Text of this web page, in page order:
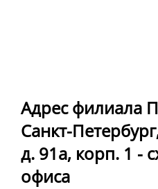
Адрес филиала
Санкт-
д. 91а, корп. 1 -
офиса